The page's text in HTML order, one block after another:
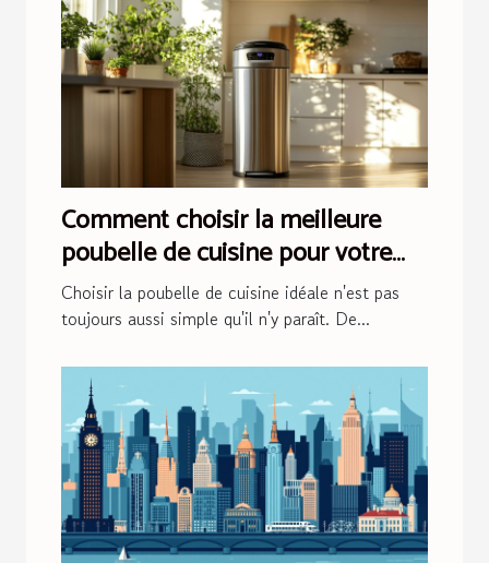
Comment choisir la meilleure
poubelle de cuisine pour votre
foyer ?
Choisir la poubelle de cuisine idéale n'est pas
toujours aussi simple qu'il n'y paraît. De...